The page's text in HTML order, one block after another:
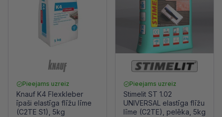
Pieejams uzreiz
Knauf K4 Flexkleber
īpaši elastīga flīžu līme
(C2TE S1), 5kg
Pieejams uzreiz
Stimelit ST 1.02
UNIVERSAL elastīga flīžu
līme (C2TE), pelēka, 5kg